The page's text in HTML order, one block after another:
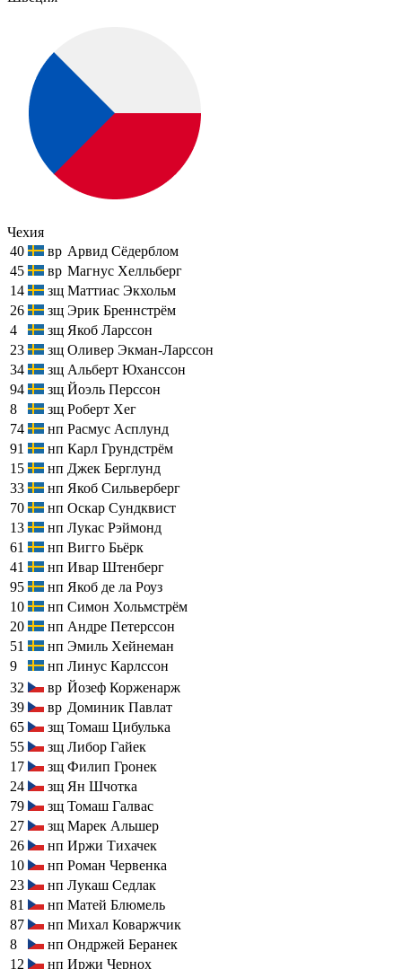
Чехия
40
вр Арвид Сёдерблом
45
вр Магнус Хелльберг
14
зщ Маттиас Экхольм
26
зщ Эрик Бреннстрём
4
зщ Якоб Ларссон
23
зщ Оливер Экман-Ларссон
34
зщ Альберт Юханссон
94
зщ Йоэль Перссон
8
зщ Роберт Хег
74
нп Расмус Асплунд
91
нп Карл Грундстрём
15
нп Джек Берглунд
33
нп Якоб Сильверберг
70
нп Оскар Сундквист
13
нп Лукас Рэймонд
61
нп Вигго Бьёрк
41
нп Ивар Штенберг
95
нп Якоб де ла Роуз
10
нп Симон Хольмстрём
20
нп Андре Петерссон
51
нп Эмиль Хейнеман
9
нп Линус Карлссон
32
вр Йозеф Корженарж
39
вр Доминик Павлат
65
зщ Томаш Цибулька
55
зщ Либор Гайек
17
зщ Филип Гронек
24
зщ Ян Шчотка
79
зщ Томаш Галвас
27
зщ Марек Альшер
26
нп Иржи Тихачек
10
нп Роман Червенка
23
нп Лукаш Седлак
81
нп Матей Блюмель
87
нп Михал Коваржчик
8
нп Ондржей Беранек
12
нп Иржи Чернох